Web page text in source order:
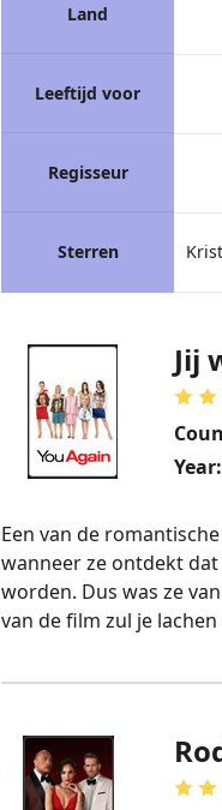
Land
Leeftijd voor
Regisseur
Sterren
Jij
Year:
Een van de
wanneer ze ontdekt
worden. Dus was ze
van de film zul je